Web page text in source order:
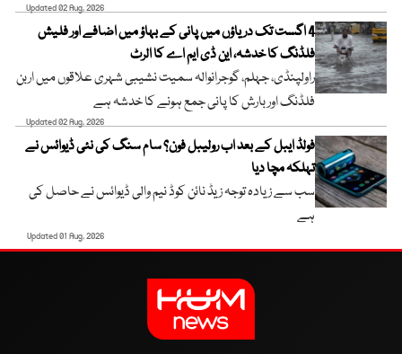
Updated 02 Aug, 2026
4 اگست تک دریاؤں میں پانی کے بہاؤ میں اضافے اور فلیش
فلڈنگ کا خدشہ، این ڈی ایم اے کا الرٹ
راولپنڈی، جہلم، گوجرانوالہ سمیت نشیبی شہری علاقوں میں اربن
فلڈنگ اور بارش کا پانی جمع ہونے کا خدشہ ہے
Updated 02 Aug, 2026
فولڈ ایبل کے بعد اب رولیبل فون؟ سام سنگ کی نئی ڈیوائس نے
تہلکہ مچا دیا
سب سے زیادہ توجہ زیڈ نائن کوڈ نیم والی ڈیوائس نے حاصل کی
ہے
Updated 01 Aug, 2026